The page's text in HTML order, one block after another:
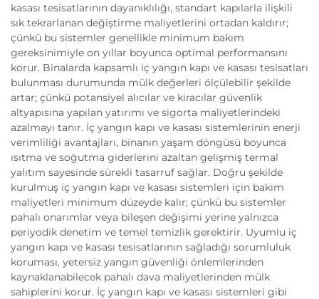
kasası tesisatlarının dayanıklılığı, standart kapılarla ilişkili
sık tekrarlanan değiştirme maliyetlerini ortadan kaldırır;
çünkü bu sistemler genellikle minimum bakım
gereksinimiyle on yıllar boyunca optimal performansını
korur. Binalarda kapsamlı iç yangın kapı ve kasası tesisatları
bulunması durumunda mülk değerleri ölçülebilir şekilde
artar; çünkü potansiyel alıcılar ve kiracılar güvenlik
altyapısına yapılan yatırımı ve sigorta maliyetlerindeki
azalmayı tanır. İç yangın kapı ve kasası sistemlerinin enerji
verimliliği avantajları, binanın yaşam döngüsü boyunca
ısıtma ve soğutma giderlerini azaltan gelişmiş termal
yalıtım sayesinde sürekli tasarruf sağlar. Doğru şekilde
kurulmuş iç yangın kapı ve kasası sistemleri için bakım
maliyetleri minimum düzeyde kalır; çünkü bu sistemler
pahalı onarımlar veya bileşen değişimi yerine yalnızca
periyodik denetim ve temel temizlik gerektirir. Uyumlu iç
yangın kapı ve kasası tesisatlarının sağladığı sorumluluk
koruması, yetersiz yangın güvenliği önlemlerinden
kaynaklanabilecek pahalı dava maliyetlerinden mülk
sahiplerini korur. İç yangın kapı ve kasası sistemleri gibi